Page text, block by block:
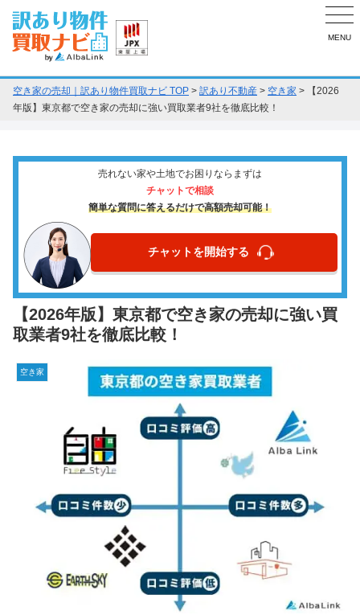
MENU
空き家の売却｜訳あり物件買取ナビ TOP > 訳あり不動産 > 空き家 >
【2026
年版】東京都で空き家の売却に強い買取業者9社を徹底比較！
売れない家や土地でお困りならまずは
チャットで相談
簡単な質問に答えるだけで高額売却可能！
チャットを開始する
【2026年版】東京都で空き家の売却に強い買
取業者9社を徹底比較！
空き家